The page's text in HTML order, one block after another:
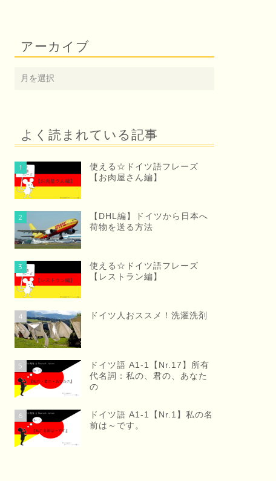
アーカイブ
よく読まれている記事
1
使える☆ドイツ語フレーズ
【お肉屋さん編】
2
【DHL編】ドイツから日本へ
荷物を送る方法
3
使える☆ドイツ語フレーズ
【レストラン編】
4 ドイツ人おススメ！洗濯洗剤
5
ドイツ語 A1-1【Nr.17】所有
代名詞：私の、君の、あなた
の
6
ドイツ語 A1-1【Nr.1】私の名
前は～です。